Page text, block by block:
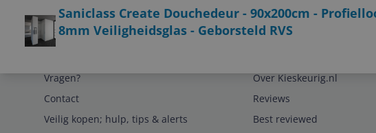
Saniclass Create Douchedeur - 90x200cm -
8mm Veiligheidsglas - Geborsteld RVS
Vragen?
Contact
Veilig kopen; hulp, tips & alerts
Over Kieskeurig.nl
Reviews
Best reviewed